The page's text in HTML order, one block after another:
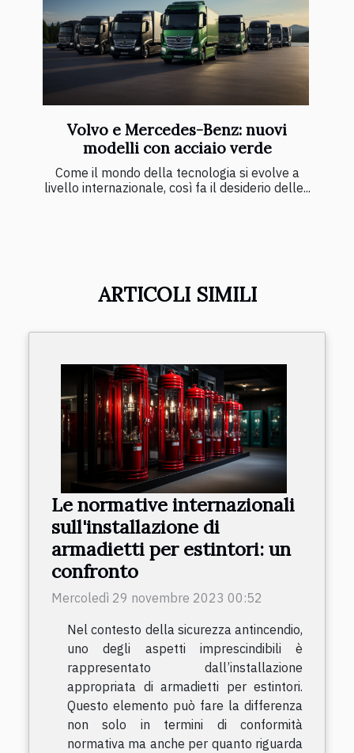
Volvo e Mercedes-Benz: nuovi
modelli con acciaio verde
Come il mondo della tecnologia si evolve a
livello internazionale, così fa il desiderio delle...
ARTICOLI SIMILI
Le normative internazionali
sull'installazione di
armadietti per estintori: un
confronto
Mercoledì 29 novembre 2023 00:52
Nel contesto della sicurezza antincendio,
uno degli aspetti imprescindibili è
rappresentato dall’installazione
appropriata di armadietti per estintori.
Questo elemento può fare la differenza
non solo in termini di conformità
normativa ma anche per quanto riguarda